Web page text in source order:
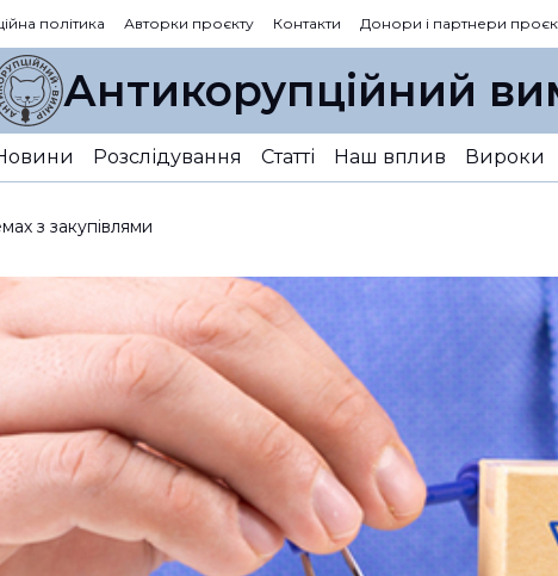
політика Авторки проєкту Контакти Донори і партнери
Антикорупційний
Розслідування Статті Наш вплив Вироки
з закупівлями